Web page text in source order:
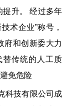
提升。 经过多年
术企业”称号，
府和创新委大力
替传统的人工质
免危险
科技有限公司成